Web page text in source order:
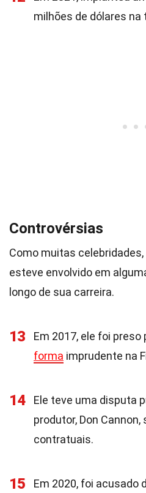
milhões de dólares na
Controvérsias
Como muitas
esteve envolvido em
longo de sua carreira.
13
Em 2017, ele foi
forma imprudente na
14
Ele teve uma disputa
produtor, Don
contratuais.
15
Em 2020, foi acusado